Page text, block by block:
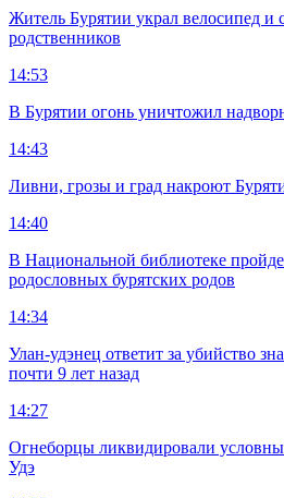
Житель Бурятии украл велосипед и
родственников
14:53
В Бурятии огонь уничтожил
14:43
Ливни, грозы и град накроют
14:40
В Национальной библиотеке
родословных бурятских родов
14:34
Улан-удэнец ответит за убийство
почти 9 лет назад
14:27
Огнеборцы ликвидировали
Удэ